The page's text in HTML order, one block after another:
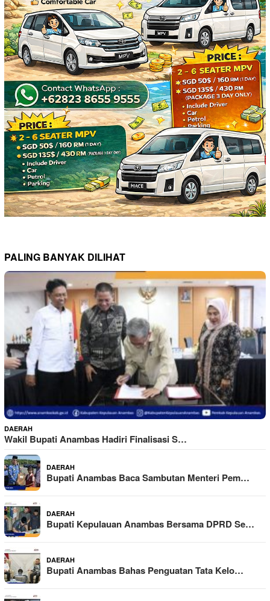
PALING BANYAK DILIHAT
DAERAH
Wakil Bupati Anambas Hadiri Finalisasi S…
DAERAH
Bupati Anambas Baca Sambutan Menteri Pem…
DAERAH
Bupati Kepulauan Anambas Bersama DPRD Se…
DAERAH
Bupati Anambas Bahas Penguatan Tata Kelo…